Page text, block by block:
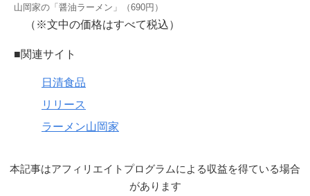
山岡家の「醤油ラーメン」（690円）
（※文中の価格はすべて税込）
■関連サイト
日清食品
リリース
ラーメン山岡家
本記事はアフィリエイトプログラムによる収益を得ている場合
があります